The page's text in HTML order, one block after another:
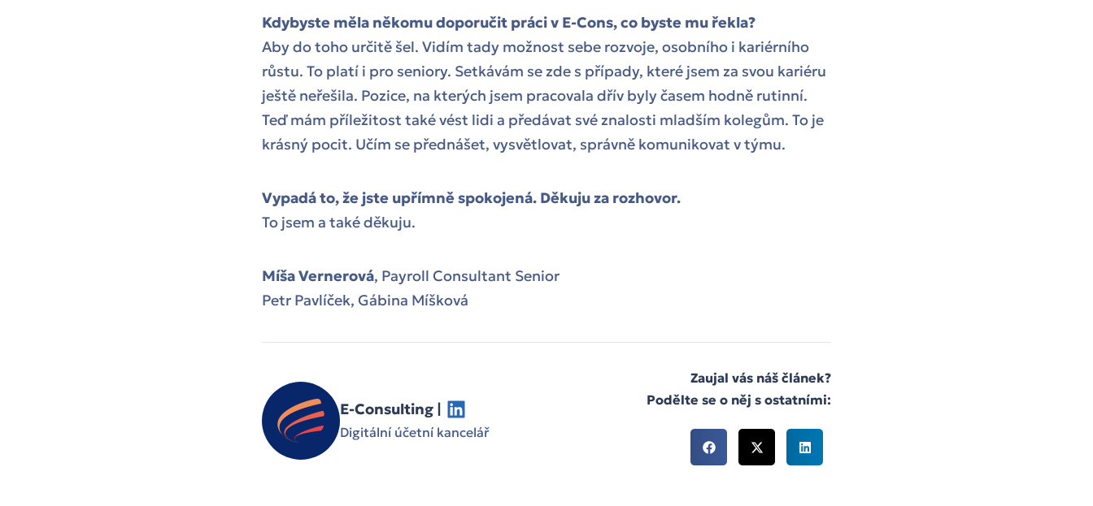
Kdybyste měla někomu doporučit práci v E-Cons, co byste mu řekla?
Aby do toho určitě šel. Vidím tady možnost sebe rozvoje, osobního i kariérního
růstu. To platí i pro seniory. Setkávám se zde s případy, které jsem za svou kariéru
ještě neřešila. Pozice, na kterých jsem pracovala dřív byly časem hodně rutinní.
Teď mám příležitost také vést lidi a předávat své znalosti mladším kolegům. To je
krásný pocit. Učím se přednášet, vysvětlovat, správně komunikovat v týmu.
Vypadá to, že jste upřímně spokojená. Děkuju za rozhovor.
To jsem a také děkuju.
Míša Vernerová, Payroll Consultant Senior
Petr Pavlíček, Gábina Míšková
E-Consulting |
Digitální účetní kancelář
Zaujal vás náš článek?
Podělte se o něj s ostatními: